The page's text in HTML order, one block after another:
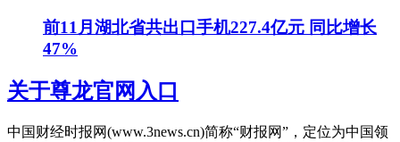
前11月湖北省共出口手机227.4亿元 同比增长
47%
关于尊龙官网入口
中国财经时报网(www.3news.cn)简称“财报网”，定位为中国领